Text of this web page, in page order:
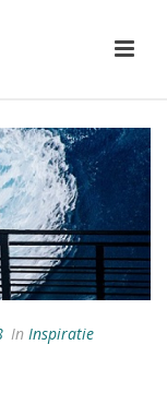
In Inspiratie